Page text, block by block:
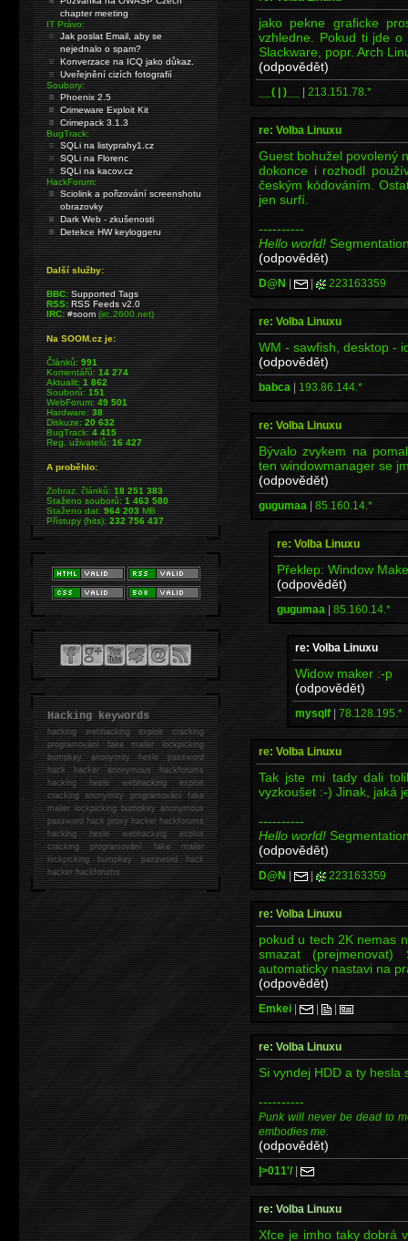
jako pekne graficke
vzhledne. Pokud ti jde
Slackware, popr. Arch
(odpovědět)
__( | )__ | 213.151.78.*
re: Volba Linuxu
Guest bohužel povolený
dokonce i rozhodl
českým kódováním.
jen surfí.
----------
Hello world!
(odpovědět)
D@N | | 223163359
re: Volba Linuxu
WM - sawfish, desktop -
(odpovědět)
babca | 193.86.144.*
re: Volba Linuxu
Bývalo zvykem na
ten windowmanager se
(odpovědět)
gugumaa | 85.160.14.*
re: Volba Linuxu
Překlep: Window
(odpovědět)
gugumaa | 85.160.14.*
re: Volba Linuxu
Widow maker :-p
(odpovědět)
mysqlf | 78.128.195.*
re: Volba Linuxu
Tak jste mi tady dali
vyzkoušet :-) Jinak, jaká
----------
Hello world!
(odpovědět)
D@N | | 223163359
re: Volba Linuxu
pokud u tech 2K nemas
smazat
automaticky nastavi na
(odpovědět)
Emkei | | |
re: Volba Linuxu
Si vyndej HDD a ty hesla
----------
Punk will never be dead to
embodies me.
(odpovědět)
|>011'/ |
re: Volba Linuxu
Xfce je imho taky dobrá
chapter meeting
IT Právo:
Jak poslat Email, aby se
nejednalo o spam?
Konverzace na ICQ jako důkaz.
Uveřejnění cizích fotografií
Soubory:
Phoenix 2.5
Crimeware Exploit Kit
Crimepack 3.1.3
BugTrack:
SQLi na listyprahy1.cz
SQLi na Florenc
SQLi na kacov.cz
HackForum:
Sciolink a pořizování screenshotu
obrazovky
Dark Web - zkušenosti
Detekce HW keyloggeru
Další služby:
BBC: Supported Tags
RSS: RSS Feeds v2.0
IRC: #soom(irc.2600.net)
Na SOOM.cz je:
Článků:991
Komentářů:14 274
Aktualit:1 862
Souborů:151
WebForum:49 501
Hardware:38
Diskuze:20 632
BugTrack:4 415
Reg. uživatelů:16 427
A proběhlo:
Zobraz. článků:18 251 383
Staženo souborů:1 463 580
Staženo dat:964 203MB
Přístupy (hits):232 756 437
Hacking keywords
hackingwebhacking exploit cracking
programování fake mailer lockpicking
bumpkey anonymity heslo password
hackhacker anonymous hackforums
hackingheslo webhacking exploit
cracking anonymity programování fake
mailer lockpicking bumpkey anonymous
password hack proxy hacker hackforums
hacking heslo webhacking exploit
cracking programování fake mailer
lockpicking bumpkey password hack
hackerhackforums